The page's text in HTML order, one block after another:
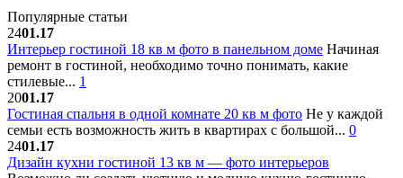
Популярные статьи
2401.17
Интерьер гостиной 18 кв м фото в панельном доме Начиная
ремонт в гостиной, необходимо точно понимать, какие
стилевые... 1
2001.17
Гостиная спальня в одной комнате 20 кв м фото Не у каждой
семьи есть возможность жить в квартирах с большой... 0
2401.17
Дизайн кухни гостиной 13 кв м — фото интерьеров